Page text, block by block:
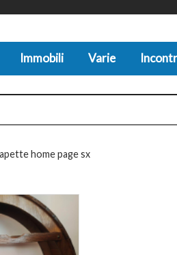
Immobili Varie